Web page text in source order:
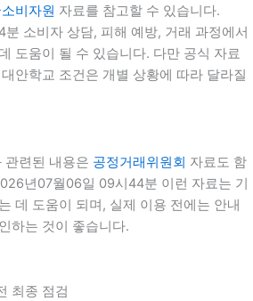
비자원 자료를 참고할 수 있습니다.
소비자 상담, 피해 예방, 거래 과정에서
도움이 될 수 있습니다. 다만 공식 자료
안학교 조건은 개별 상황에 따라 달라질
관련된 내용은 공정거래위원회 자료도 함
년07월06일 09시44분 이런 자료는 기
데 도움이 되며, 실제 이용 전에는 안내
하는 것이 좋습니다.
최종 점검